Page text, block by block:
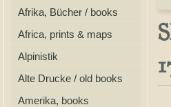
Afrika, Bücher / books
Africa, prints & maps
Alpinistik
Alte Drucke / old books
Amerika, books